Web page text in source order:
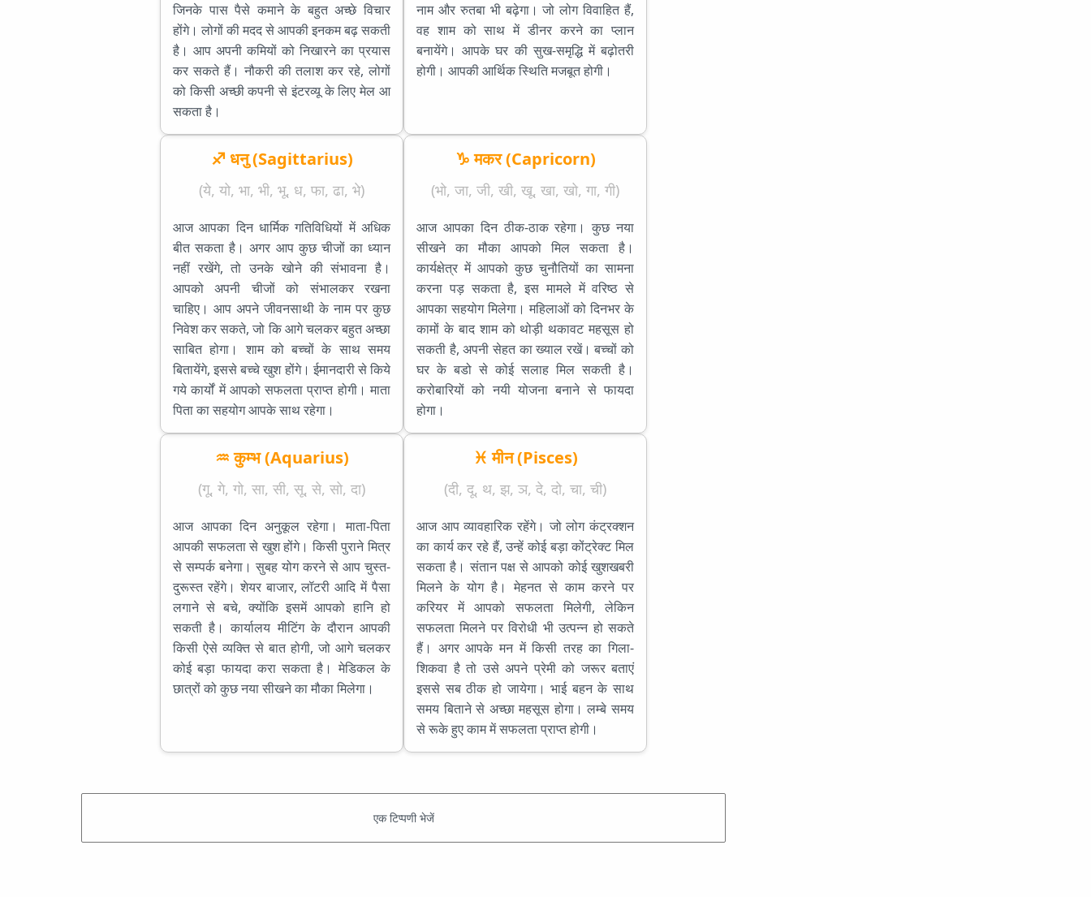
जिनके पास पैसे कमाने के बहुत अच्छे विचार
होंगे। लोगों की मदद से आपकी इनकम बढ़ सकती
है। आप अपनी कमियों को निखारने का प्रयास
कर सकते हैं। नौकरी की तलाश कर रहे, लोगों
को किसी अच्छी कपनी से इंटरव्यू के लिए मेल आ
सकता है।
नाम और रुतबा भी बढ़ेगा। जो लोग विवाहित हैं,
वह शाम को साथ में डीनर करने का प्लान
बनायेंगे। आपके घर की सुख-समृद्धि में बढ़ोतरी
होगी। आपकी आर्थिक स्थिति मजबूत होगी।
♐ धनु (Sagittarius)
(ये, यो, भा, भी, भू, ध, फा, ढा, भे)
आज आपका दिन धार्मिक गतिविधियों में अधिक
बीत सकता है। अगर आप कुछ चीजों का ध्यान
नहीं रखेंगे, तो उनके खोने की संभावना है।
आपको अपनी चीजों को संभालकर रखना
चाहिए। आप अपने जीवनसाथी के नाम पर कुछ
निवेश कर सकते, जो कि आगे चलकर बहुत अच्छा
साबित होगा। शाम को बच्चों के साथ समय
बितायेंगे, इससे बच्चे खुश होंगे। ईमानदारी से किये
गये कार्यों में आपको सफलता प्राप्त होगी। माता
पिता का सहयोग आपके साथ रहेगा।
♑ मकर (Capricorn)
(भो, जा, जी, खी, खू, खा, खो, गा, गी)
आज आपका दिन ठीक-ठाक रहेगा। कुछ नया
सीखने का मौका आपको मिल सकता है।
कार्यक्षेत्र में आपको कुछ चुनौतियों का सामना
करना पड़ सकता है, इस मामले में वरिष्ठ से
आपका सहयोग मिलेगा। महिलाओं को दिनभर के
कामों के बाद शाम को थोड़ी थकावट महसूस हो
सकती है, अपनी सेहत का ख्याल रखें। बच्चों को
घर के बडो से कोई सलाह मिल सकती है।
करोबारियों को नयी योजना बनाने से फायदा
होगा।
♒ कुम्भ (Aquarius)
(गू, गे, गो, सा, सी, सू, से, सो, दा)
आज आपका दिन अनुकूल रहेगा। माता-पिता
आपकी सफलता से खुश होंगे। किसी पुराने मित्र
से सम्पर्क बनेगा। सुबह योग करने से आप चुस्त-
दुरूस्त रहेंगे। शेयर बाजार, लॉटरी आदि में पैसा
लगाने से बचे, क्योंकि इसमें आपको हानि हो
सकती है। कार्यालय मीटिंग के दौरान आपकी
किसी ऐसे व्यक्ति से बात होगी, जो आगे चलकर
कोई बड़ा फायदा करा सकता है। मेडिकल के
छात्रों को कुछ नया सीखने का मौका मिलेगा।
♓ मीन (Pisces)
(दी, दू, थ, झ, ञ, दे, दो, चा, ची)
आज आप व्यावहारिक रहेंगे। जो लोग कंट्रक्शन
का कार्य कर रहे हैं, उन्हें कोई बड़ा कोंट्रेक्ट मिल
सकता है। संतान पक्ष से आपको कोई खुशखबरी
मिलने के योग है। मेहनत से काम करने पर
करियर में आपको सफलता मिलेगी, लेकिन
सफलता मिलने पर विरोधी भी उत्पन्न हो सकते
हैं। अगर आपके मन में किसी तरह का गिला-
शिकवा है तो उसे अपने प्रेमी को जरूर बताएं
इससे सब ठीक हो जायेगा। भाई बहन के साथ
समय बिताने से अच्छा महसूस होगा। लम्बे समय
से रूके हुए काम में सफलता प्राप्त होगी।